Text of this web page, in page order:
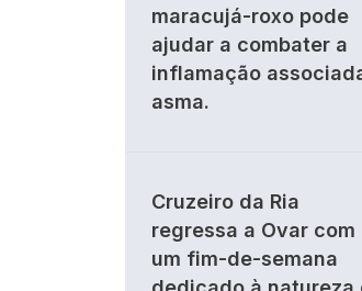
maracujá-roxo pode
ajudar a combater a
inflamação
asma.
Cruzeiro da Ria
regressa a Ovar com
um fim-de-semana